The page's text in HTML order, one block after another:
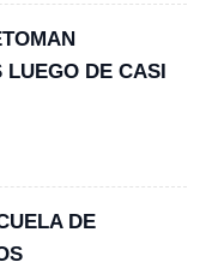
DE CASI
DE